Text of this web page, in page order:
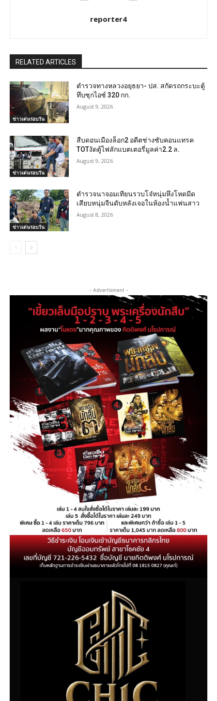
reporter4
RELATED ARTICLES
ข่าวเด่นรอบวัน
ตำรวจทางหลวงอยุธยา- ปส. สกัดรถกระบะตู้
ทึบซุกไอซ์ 320 กก.
August 9, 2026
ข่าวเด่นรอบวัน
สืบดอนเมืองล็อก2 อดีตช่างซับคอนแทรค
TOTงัดตู้ไฟลักแบตเตอรี่มูลค่า2.2 ล.
August 9, 2026
ข่าวเด่นรอบวัน
ตำรวจนาจอมเทียนรวบโจ๋หนุ่มหึงโหดมีด
เสียบหนุ่มจีนดับหลังเจอในห้องน้ำแฟนสาว
August 8, 2026
- Advertisment -